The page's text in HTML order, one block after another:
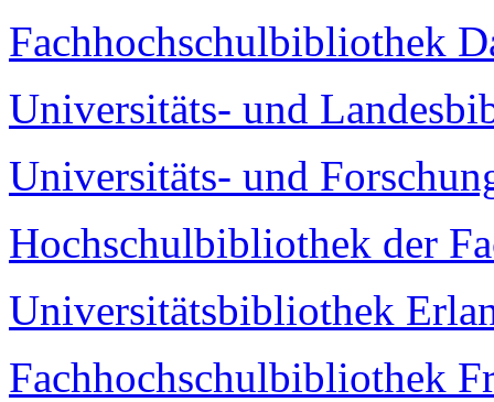
Fachhochschulbibliothek
Universitäts- und
Universitäts- und
Hochschulbibliothek der
Universitätsbibliothek
Fachhochschulbibliothek